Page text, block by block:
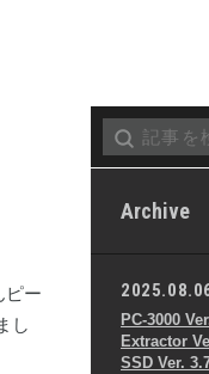
ピー
し
Archive
PC-3000
Extractor
SSD Ver.